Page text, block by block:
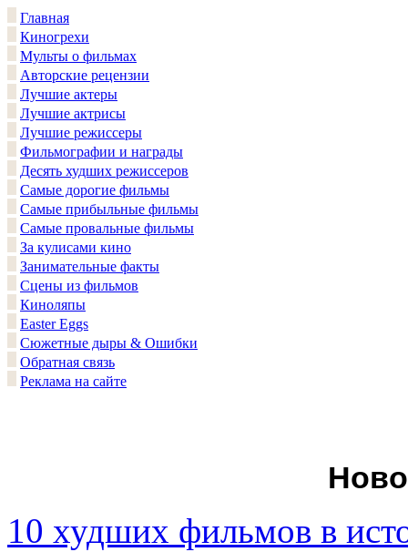
Главная
Киногрехи
Мульты о фильмах
Авторские рецензии
Лучшие актеры
Лучшие актрисы
Лучшие режиссеры
Фильмографии и награды
Десять худших режиссеров
Самые дорогие фильмы
Самые прибыльные фильмы
Самые провальные фильмы
За кулисами кино
Занимательные факты
Сцены из фильмов
Киноляпы
Easter Eggs
Сюжетные дыры & Ошибки
Обратная связь
Реклама на сайте
10 худших фильмов в